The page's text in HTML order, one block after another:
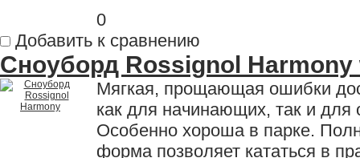
0
Добавить к сравнению
Сноуборд Rossignol Harmony
Мягкая, прощающая ошибки
как для начинающих, так и для
Особенно хороша в парке.
форма позволяет кататься в